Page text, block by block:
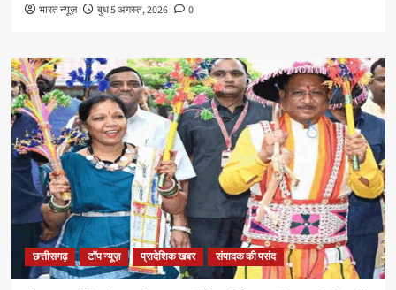
भारत न्यूज़ बुध 5 अगस्त, 2026 0
छत्तीसगढ़ टॉप न्यूज़ प्रादेशिक खबर संपादक की पसंद